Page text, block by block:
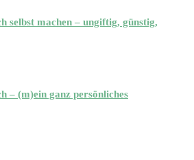
selbst machen – ungiftig, günstig,
– (m)ein ganz persönliches